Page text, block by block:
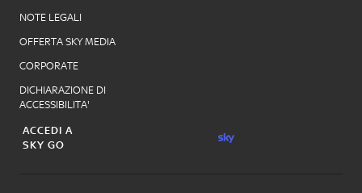
NOTE LEGALI
OFFERTA SKY MEDIA
CORPORATE
DICHIARAZIONE DI
ACCESSIBILITA'
ACCEDI A
SKY GO